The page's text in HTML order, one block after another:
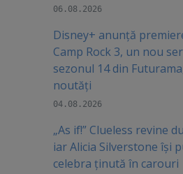
06.08.2026
Disney+ anunță
Camp Rock 3, un nou
sezonul 14 din
noutăți
04.08.2026
„As if!” Clueless revine
iar Alicia Silverstone își
celebra ținută în carouri